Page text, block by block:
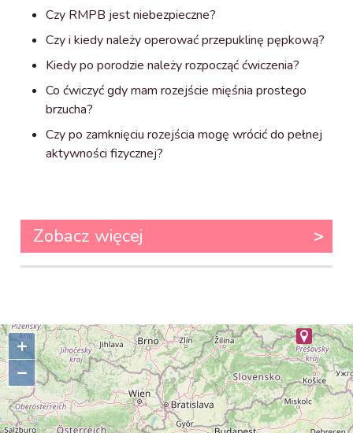
Czy RMPB jest niebezpieczne?
Czy i kiedy należy operować przepuklinę pępkową?
Kiedy po porodzie należy rozpocząć ćwiczenia?
Co ćwiczyć gdy mam rozejście mięśnia prostego
brzucha?
Czy po zamknięciu rozejścia mogę wrócić do pełnej
aktywności fizycznej?
Zobacz więcej
+
–